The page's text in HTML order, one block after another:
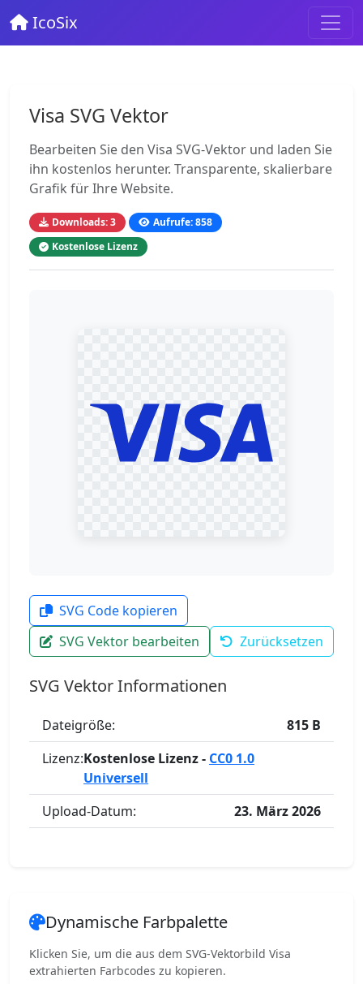
IcoSix
Visa SVG Vektor
Bearbeiten Sie den Visa SVG-Vektor und laden Sie
ihn kostenlos herunter. Transparente, skalierbare
Grafik für Ihre Website.
Downloads: 3
Aufrufe: 858
Kostenlose Lizenz
SVG Code kopieren
SVG Vektor bearbeiten
Zurücksetzen
SVG Vektor Informationen
Dateigröße:
815 B
Lizenz:Kostenlose Lizenz - CC0 1.0
Universell
Upload-Datum:
23. März 2026
Dynamische Farbpalette
Klicken Sie, um die aus dem SVG-Vektorbild Visa
extrahierten Farbcodes zu kopieren.